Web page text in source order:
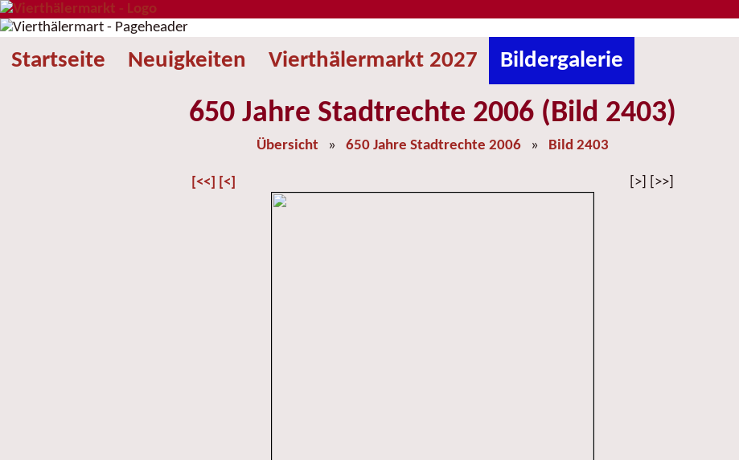
Startseite Neuigkeiten Vierthälermarkt 2027 Bildergalerie
650 Jahre Stadtrechte 2006 (Bild 2403)
Übersicht » 650 Jahre Stadtrechte 2006 » Bild 2403
[<<] [<] [>] [>>]